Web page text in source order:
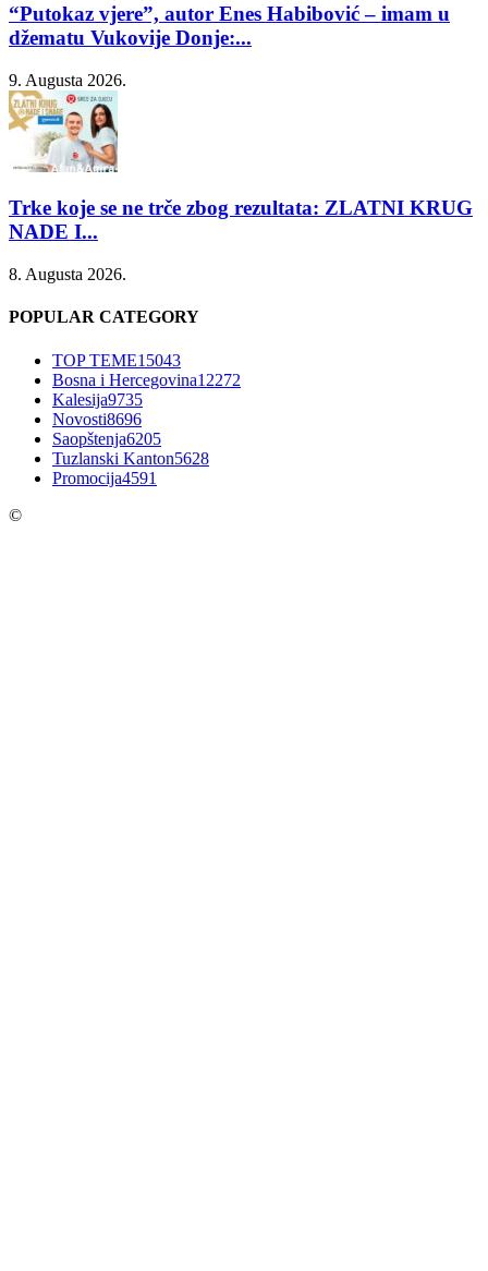
“Putokaz vjere”, autor Enes Habibović – imam u
džematu Vukovije Donje:...
9. Augusta 2026.
Trke koje se ne trče zbog rezultata: ZLATNI KRUG
NADE I...
8. Augusta 2026.
POPULAR CATEGORY
TOP TEME15043
Bosna i Hercegovina12272
Kalesija9735
Novosti8696
Saopštenja6205
Tuzlanski Kanton5628
Promocija4591
©